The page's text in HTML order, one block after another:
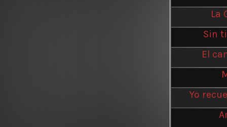
La
Sin
El
Yo